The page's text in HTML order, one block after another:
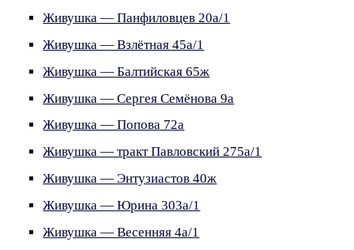
Живушка — Панфиловцев 20а/1
Живушка — Взлётная 45а/1
Живушка — Балтийская 65ж
Живушка — Сергея Семёнова 9а
Живушка — Попова 72а
Живушка — тракт Павловский 275а/1
Живушка — Энтузиастов 40ж
Живушка — Юрина 303а/1
Живушка — Весенняя 4а/1